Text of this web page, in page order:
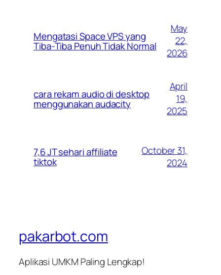
Mengatasi Space VPS yang
Tiba-Tiba Penuh Tidak Normal
May
22,
2026
cara rekam audio di desktop
menggunakan audacity
April
19,
2025
7,6 JT sehari affiliate
tiktok
October 31,
2024
pakarbot.com
Aplikasi UMKM Paling Lengkap!